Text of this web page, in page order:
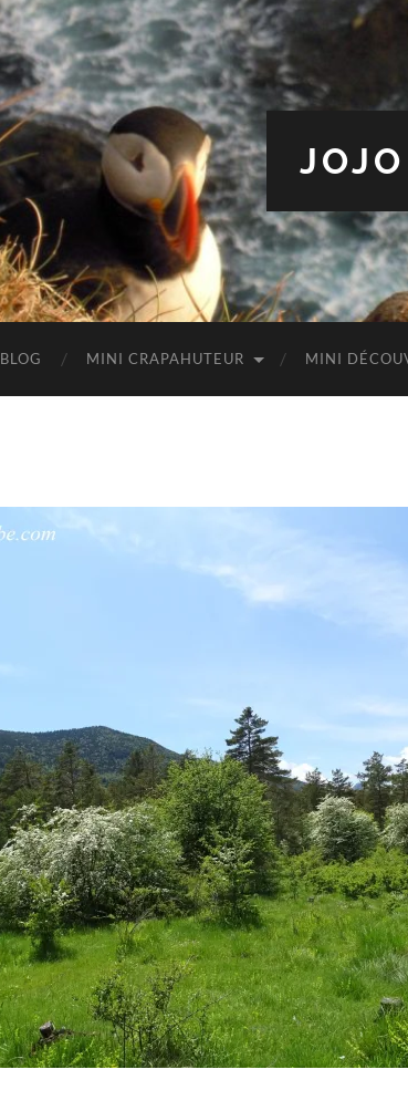
BLOG MINI CRAPAHUTEUR MINI